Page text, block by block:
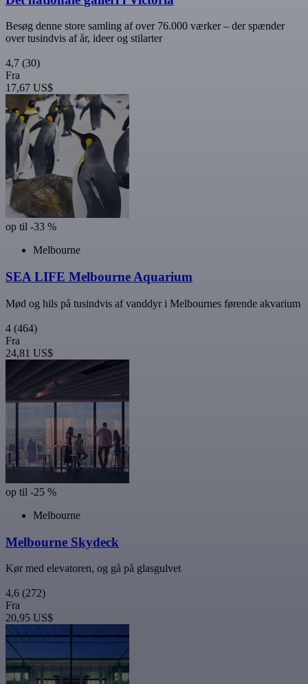
Besøg denne store samling af over 76.000 værker – der spænder
over tusindvis af år, ideer og stilarter
4,7 (30)
Fra
17,67 US$
op til -33 %
Melbourne
SEA LIFE Melbourne Aquarium
Mød og hils på tusindvis af vanddyr i Melbournes førende akvarium
4 (464)
Fra
24,81 US$
op til -25 %
Melbourne
Melbourne Skydeck
Kør med elevatoren, og gå på glasgulvet
4,6 (272)
Fra
20,95 US$